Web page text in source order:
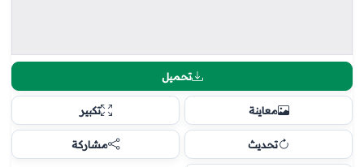
تحميل
معاينة تكبير
تحديث مشاركة